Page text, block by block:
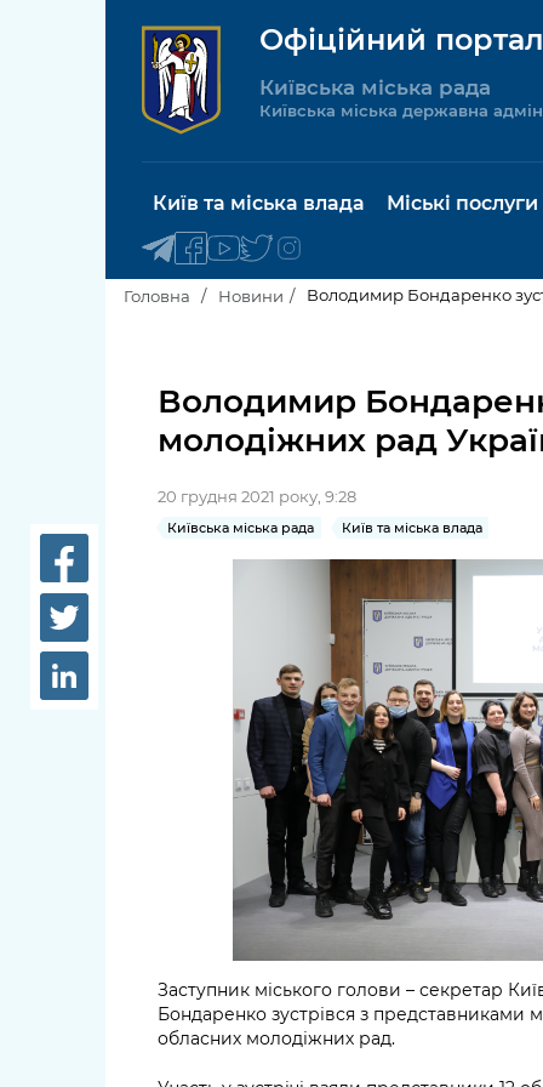
Офіційний
Київська міська рада
Київська міська державна
Київ та міська влада
Київська міська рада
Керівництво КМДА
Рішення та розпорядження
Проєкти розпоряджень, що
перебувають на погодженні
КМВА
Міські послуги
послуги
Пільги,
Паспорт,
довідки
Лікарні
Освіта
заклади
Дороги,
парковки
Головна Новини Володимир Бондаренко
Володимир
молодіжних рад
20 грудня 2021 року, 9:28
Київська міська рада Київ та міська влада
Заступник міського голови – секретар
Бондаренко зустрівся з представниками
обласних молодіжних рад.